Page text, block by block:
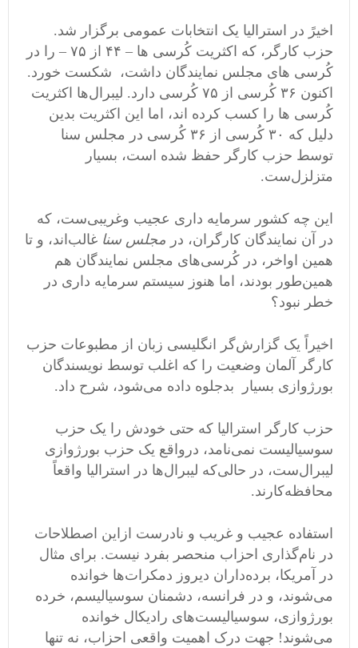
اخیرً در استرالیا یک انتخابات عمومی برگزار شد.
حزب کارگر، که اکثریت کُرسی ها – ۴۴ از ۷۵ – را در
کُرسی های مجلس نمایندگان داشت، شکست خورد.
اکنون ۳۶ کُرسی از ۷۵ کُرسی دارد. لیبرال‌ها اکثریت
کُرسی ها را کسب کرده اند، اما این اکثریت بدین
دلیل که ۳۰ کُرسی از ۳۶ کُرسی در مجلس سنا
توسط حزب کارگر حفظ شده است، بسیار
متزلزل‌ست.
این چه کشور سرمایه داری عجیب وغریبی‌ست، که
در آن نمایندگان کارگران، در مجلس سنا غالب‌اند، و تا
همین اواخر، در کُرسی‌های مجلس نمایندگان هم
همین‌طور بودند، اما هنوز سیستم سرمایه داری در
خطر نبود؟
اخیراً یک گزارش‌گر انگلیسی زبان از مطبوعات حزب
کارگر آلمان وضعیت را که اغلب توسط نویسندگان
بورژوازی بسیار بدجلوه داده می‌شود، شرح داد.
حزب کارگر استرالیا که حتی خودش را یک حزب
سوسیالیست نمی‌نامد، درواقع یک حزب بورژوازی
لیبرال‌ست، در حالی‌که لیبرال‌ها در استرالیا واقعاً
محافظه‌کارند.
استفاده عجیب و غریب و نادرست ازاین اصطلاحات
در نام‌گذاری احزاب منحصر بفرد نیست. برای مثال
در آمریکا، برده‌داران دیروز دمکرات‌ها خوانده
می‌شوند، و در فرانسه، دشمنان سوسیالیسم، خرده
بورژوازی، سوسیالیست‌های رادیکال خوانده
می‌شوند! جهت درک اهمیت واقعی احزاب، نه تنها